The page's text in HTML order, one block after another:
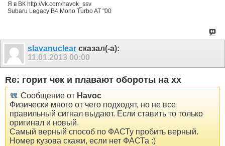
Я в ВК http://vk.com/havok_ssv
Subaru Legacy B4 Mono Turbo AT "00
slavanuclear сказал(-а):
11.01.2013 00:00
Re: горит чек и плавают обороты на хх
Сообщение от Havoc
Физически много от чего подходят, но не все
правильный сигнал выдают. Если ставить то только
оригинал и новый.
Самый верный способ по ФАСТу пробить верный.
Номер кузова скажи, если нет ФАСТа :)